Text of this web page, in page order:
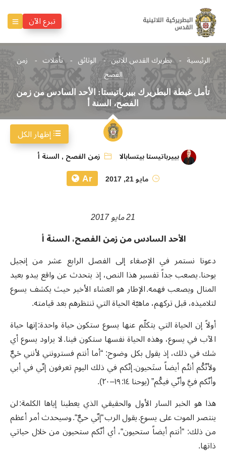
تبرع الآن
الرئيسية بطريرك القدس للاتين الوثائق تأملات
زمن
الفصح
تأمل غبطة البطريرك بييرباتيستا: الأحد السادس من زمن
الفصح، السنة أ
بييرباتيستا بيتسابالا زمن الفصح , السنة أ
مايو 21, 2017
Ar
21 مايو 2017
الأحد السادس من زمن الفصح، السنة أ
دعونا نستمر في الإصغاء إلى الفصل الرابع عشر من إنجيل
يوحنا. يصعب جداً تفسير هذا النص، إذ يتحدث عن واقع يبدو بعيد
المنال ويصعب فهمه. الإطار هو العشاء الأخير حيث يكشف يسوع
لتلاميذه، قبل تركهم، ماهيّة الحياة التي تنتظرهم بعد قيامته.
أولاً إن الحياة التي يتكلّم عنها يسوع ستكون حياة واحدة: إنها حياة
الآب في يسوع، وهذه الحياة نفسها ستكون فينا. لا يراود يسوع أي
شك في ذلك، إذ يقول بكل وضوح: “أما أنتم فسترونني لأنني حَيٌّ
ولأنّكُم أنتُم أيضاً ستَحيون. إنّكم في ذلك اليوم تعرفون إنّي في أبي
وأنّكم فيَّ وأنّي فيكُم” (يوحنا ١٤: ١٩– ٢٠).
هذا هو الخبر السار الأول والحقيقي الذي يعطينا إياها الكلمة: لن
ينتصر الموت على يسوع. يقول الرب “إنّي حيٌّ“. وسيحدث أمر أعظم
من ذلك: “أنتم أيضاً ستحيون“، أي أنّكم ستحيون من خلال حياتي
ذاتها.
إظهار الكل